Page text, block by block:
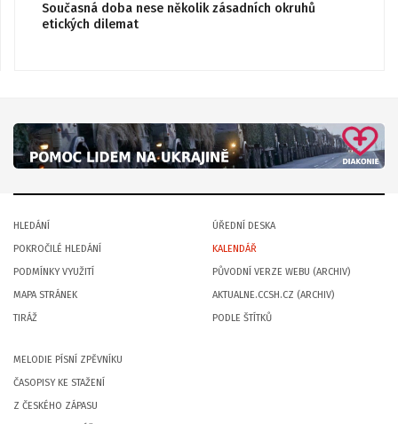
Současná doba nese několik zásadních okruhů
etických dilemat
HLEDÁNÍ
POKROČILÉ HLEDÁNÍ
PODMÍNKY VYUŽITÍ
MAPA STRÁNEK
TIRÁŽ
ÚŘEDNÍ DESKA
KALENDÁŘ
PŮVODNÍ VERZE WEBU (ARCHIV)
AKTUALNE.CCSH.CZ (ARCHIV)
PODLE ŠTÍTKŮ
MELODIE PÍSNÍ ZPĚVNÍKU
ČASOPISY KE STAŽENÍ
Z ČESKÉHO ZÁPASU